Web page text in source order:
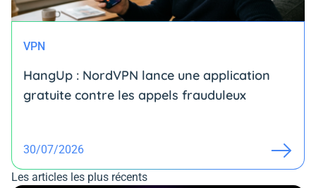
VPN
HangUp : NordVPN lance une application
gratuite contre les appels frauduleux
30/07/2026
Les articles les plus récents